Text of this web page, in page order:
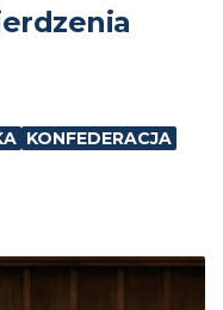
KONFEDERACJA